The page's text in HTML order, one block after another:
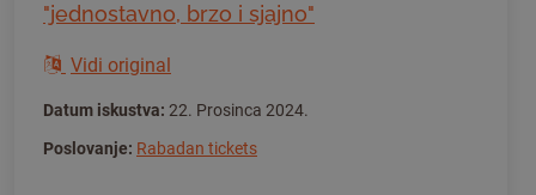
"jednostavno, brzo i sjajno"
Vidi original
Datum iskustva: 22. Prosinca 2024.
Poslovanje: Rabadan tickets